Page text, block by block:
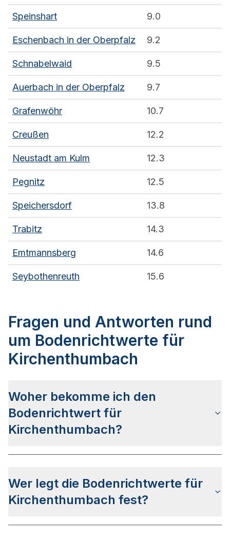
Speinshart 9.0
Eschenbach in der Oberpfalz 9.2
Schnabelwaid 9.5
Auerbach in der Oberpfalz 9.7
Grafenwöhr 10.7
Creußen 12.2
Neustadt am Kulm 12.3
Pegnitz 12.5
Speichersdorf 13.8
Trabitz 14.3
Emtmannsberg 14.6
Seybothenreuth 15.6
Fragen und Antworten rund
um Bodenrichtwerte für
Kirchenthumbach
Woher bekomme ich den
Bodenrichtwert für
Kirchenthumbach?
Auskunftsportal BayernAtlas. Alternativ können
Sie bei Ihrem lokalen Gutachterausschuss
Wer legt die Bodenrichtwerte für
Kirchenthumbach fest?